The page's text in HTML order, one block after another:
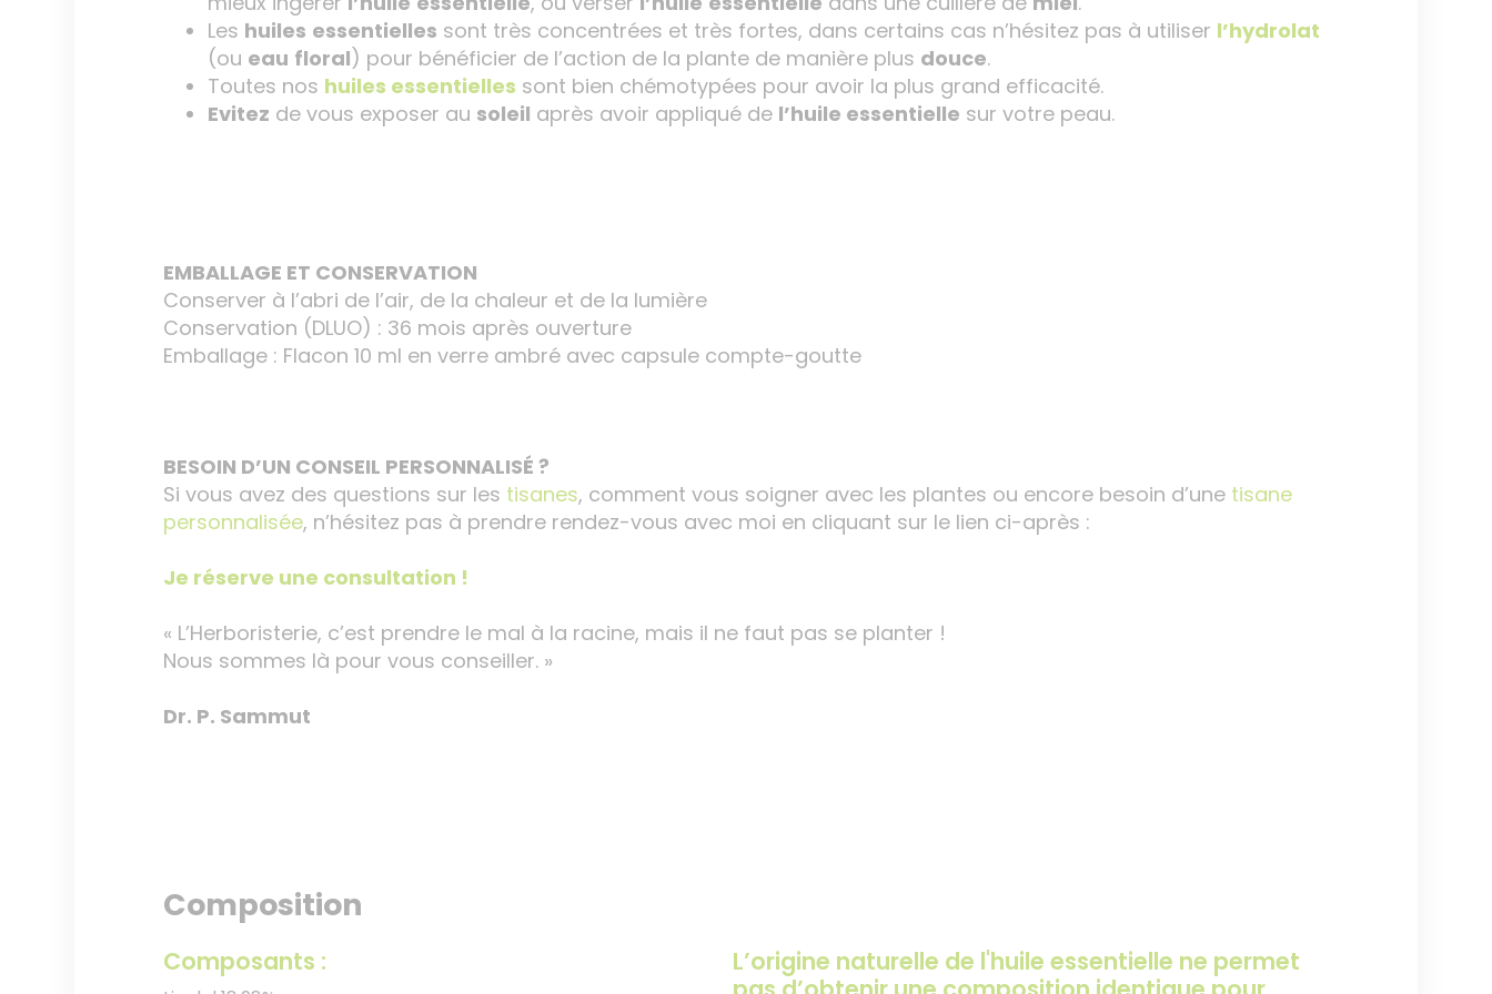
Les huiles essentielles sont très concentrées et très fortes, dans certains cas n’hésitez pas à utiliser l’hydrolat
(ou eau floral) pour bénéficier de l’action de la plante de manière plus douce.
Toutes nos huiles essentielles sont bien chémotypées pour avoir la plus grand efficacité.
Evitez de vous exposer au soleil après avoir appliqué de l’huile essentielle sur votre peau.
EMBALLAGE ET CONSERVATION
Conserver à l’abri de l’air, de la chaleur et de la lumière
Conservation (DLUO) : 36 mois après ouverture
Emballage : Flacon 10 ml en verre ambré avec capsule compte-goutte
BESOIN D’UN CONSEIL PERSONNALISÉ ?
Si vous avez des questions sur les tisanes, comment vous soigner avec les plantes ou encore besoin d’une tisane
personnalisée, n’hésitez pas à prendre rendez-vous avec moi en cliquant sur le lien ci-après :
Je réserve une consultation !
« L’Herboristerie, c’est prendre le mal à la racine, mais il ne faut pas se planter !
Nous sommes là pour vous conseiller. »
Dr. P. Sammut
Composition
Composants :
L’origine naturelle de l'huile essentielle ne permet